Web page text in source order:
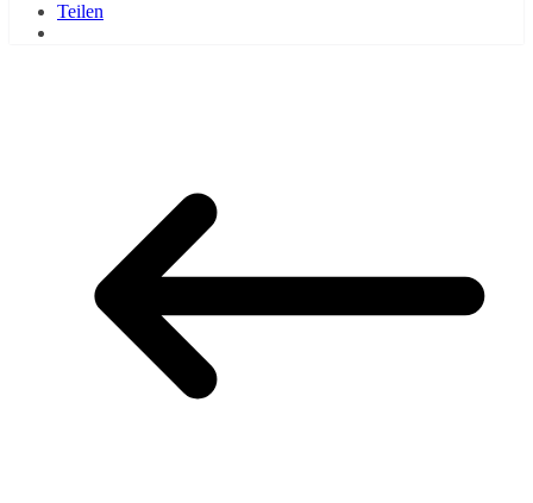
Teilen